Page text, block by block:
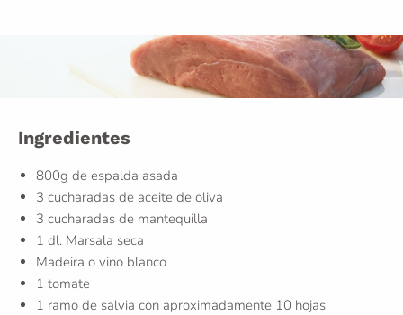
Ingredientes
800g de espalda asada
3 cucharadas de aceite de oliva
3 cucharadas de mantequilla
1 dl. Marsala seca
Madeira o vino blanco
1 tomate
1 ramo de salvia con aproximadamente 10 hojas